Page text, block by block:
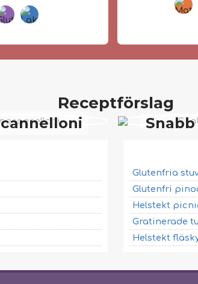
Receptförslag
Glutenfria
Glutenfri
Helstekt
Gratinerade
Helstekt